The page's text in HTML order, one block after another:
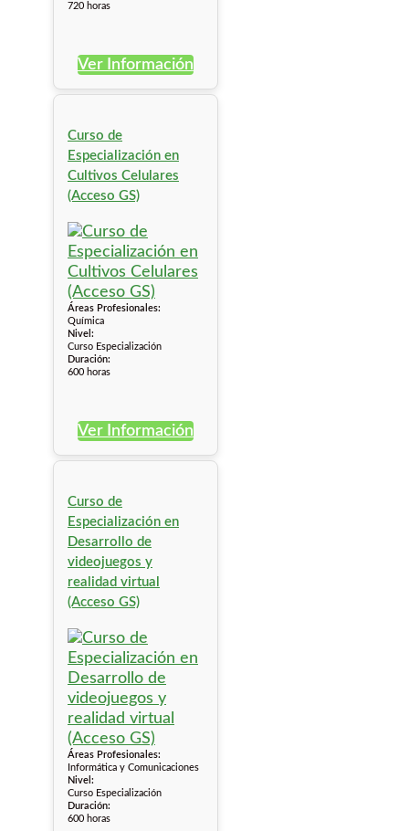
720 horas
Ver Información
Curso de
Especialización en
Cultivos Celulares
(Acceso GS)
Áreas Profesionales:
Química
Nivel:
Curso Especialización
Duración:
600 horas
Ver Información
Curso de
Especialización en
Desarrollo de
videojuegos y
realidad virtual
(Acceso GS)
Áreas Profesionales:
Informática y Comunicaciones
Nivel:
Curso Especialización
Duración:
600 horas